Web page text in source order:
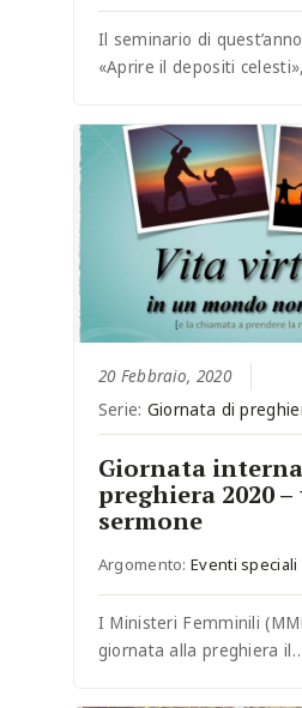
Il seminario di
«Aprire il depositi
20 Febbraio, 2020
Serie: Giornata di
Giornata
preghiera 2020
sermone
Argomento:Eventi speciali
I Ministeri Femminili
giornata alla preghiera